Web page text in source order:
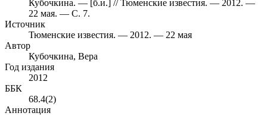
Кубочкина. — [б.и.] // Тюменские известия. — 2012. —
22 мая. — С. 7.
Источник
Тюменские известия. — 2012. — 22 мая
Автор
Кубочкина, Вера
Год издания
2012
ББК
68.4(2)
Аннотация